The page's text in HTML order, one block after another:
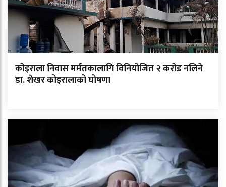
कोइराला निवास मर्मतकालागि विनियोजित २ करोड नलिने
डा. शेखर कोइरालाको घोषणा